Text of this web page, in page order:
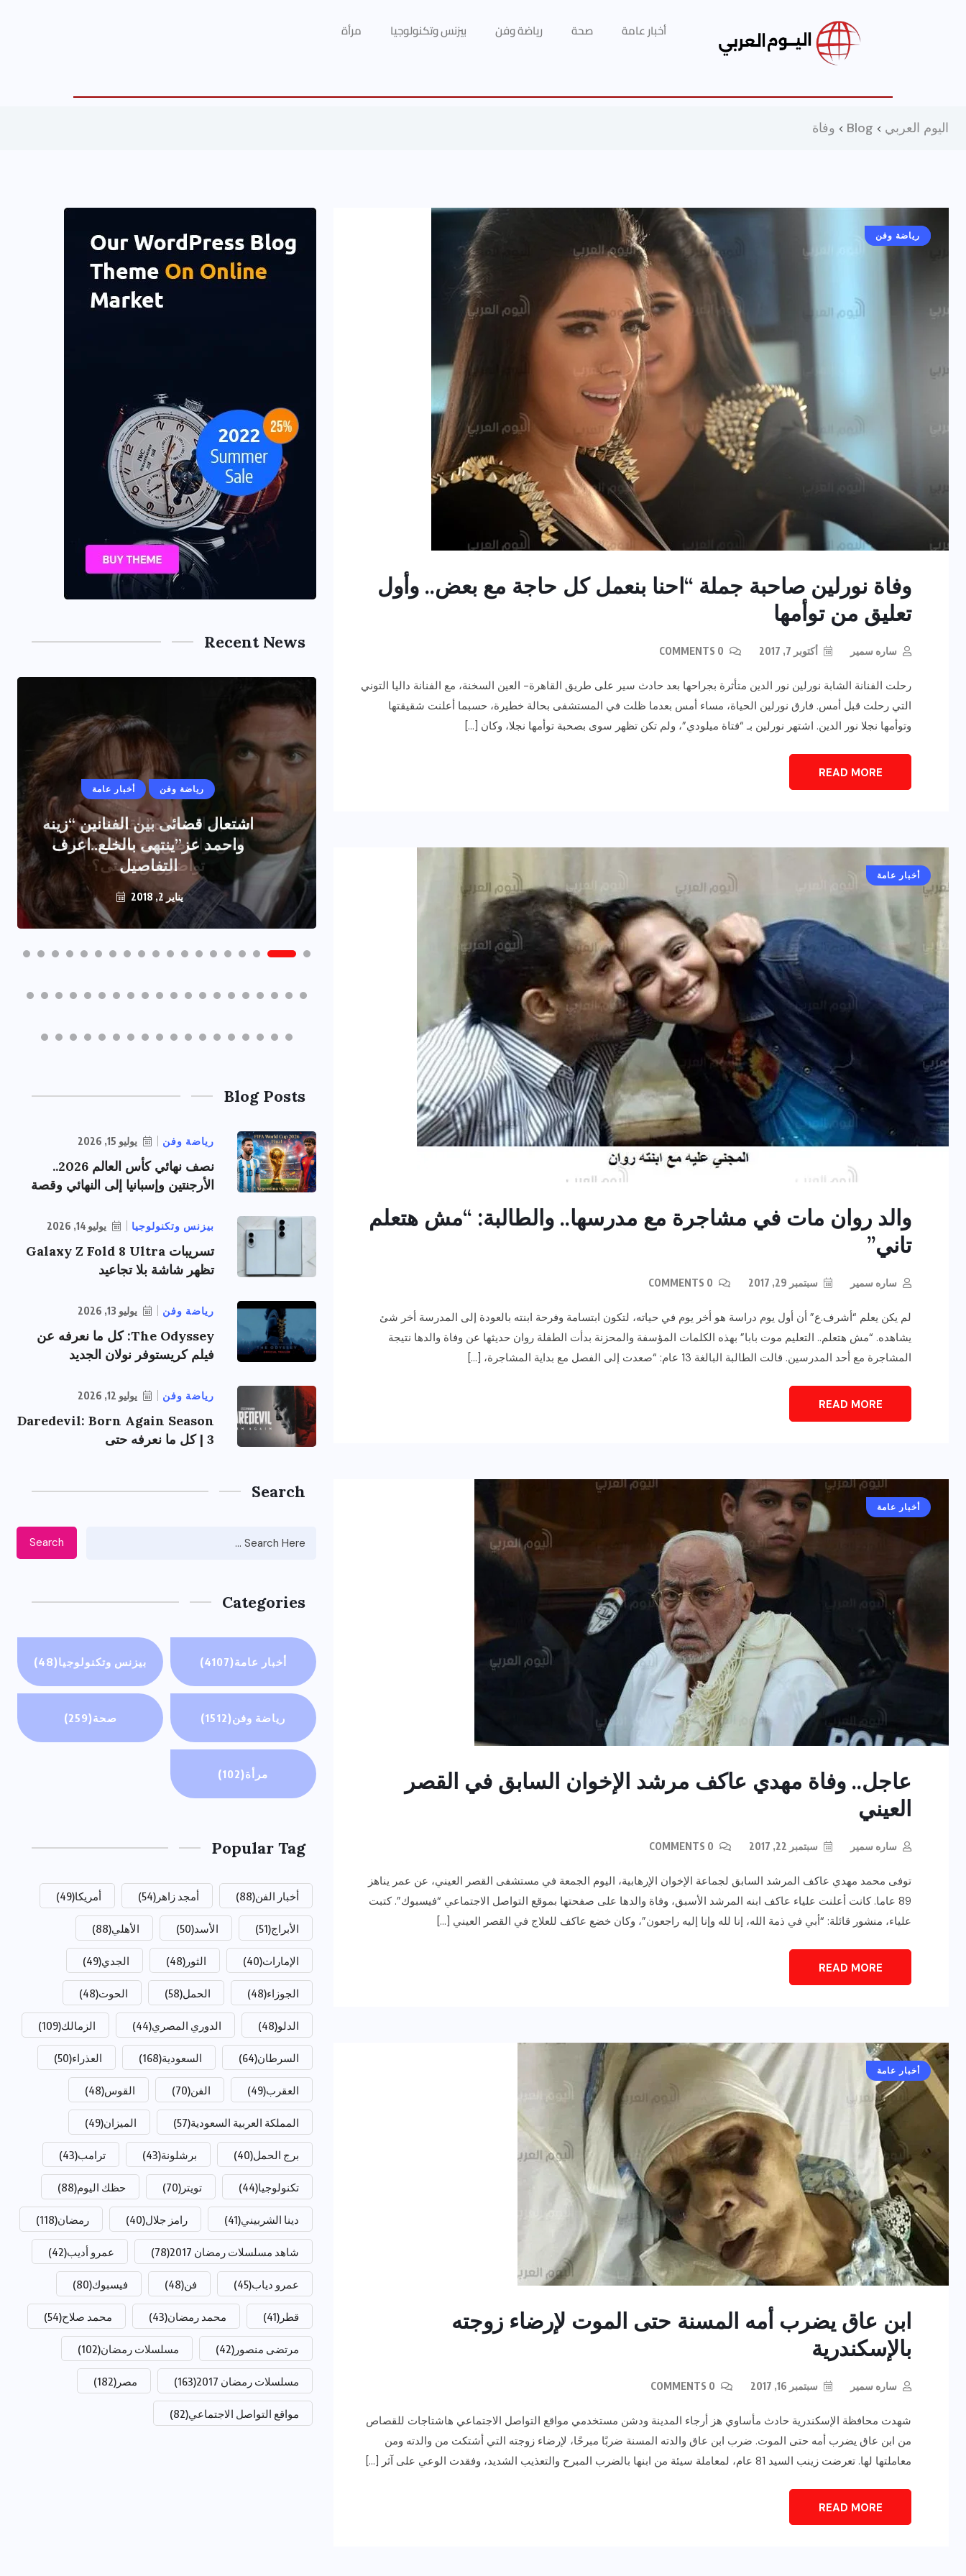
أخبار عامة صحة رياضة وفن بيزنس وتكنولوجيا مرأة
اليوم العربي >
Blog
> وفاة
أخبار عامة
رياضة وفن
وفاة نورلين صاحبة جملة “احنا بنعمل كل حاجة مع بعض.. وأول
تعليق من توأمها
ساره سمير أكتوبر 7, 2017
رحلت الفنانة الشابة نورلين نور الدين متأثرة بجراحها بعد حادث سير على طريق القاهرة- العين السخنة، مع الفنانة داليا التوني
التي رحلت قبل أمس. فارق نورلين الحياة، مساء أمس بعدما ظلت في المستشفى بحالة خطيرة، حسبما أعلنت شقيقتها
وتوأمها نجلا نور الدين. اشتهر نورلين بـ “فتاة ميلودي”، ولم تكن تظهر سوى بصحبة توأمها نجلا، وكان […]
READ MORE
أخبار عامة
والد روان مات في مشاجرة مع مدرسها.. والطالبة: “مش هتعلم
تاني”
ساره سمير سبتمبر 29, 2017
لم يكن يعلم “أشرف.ع” أن أول يوم دراسة هو أخر يوم في حياته، لتكون ابتسامة وفرحة ابنته بالعودة إلى المدرسة أخر شئ
يشاهده. “مش هتعلم.. التعليم موت بابا” بهذه الكلمات المؤسفة والمحزنة بدأت الطفلة روان حديثها عن وفاة والدها نتيجة
المشاجرة مع أحد المدرسين. قالت الطالبة البالغة 13 عام: “صعدت إلى الفصل مع بداية المشاجرة، […]
READ MORE
أخبار عامة
عاجل.. وفاة مهدي عاكف مرشد الإخوان السابق في القصر
العيني
ساره سمير سبتمبر 22, 2017
توفى محمد مهدي عاكف المرشد السابق لجماعة الإخوان الإرهابية، اليوم الجمعة في مستشفى القصر العيني، عن عمر يناهز
89 عاما. كانت أعلنت علياء عاكف ابنه المرشد الأسبق، وفاة والدها على صفحتها بموقع التواصل الاجتماعي “فيسبوك”. كتبت
علياء، منشور قائلة: “أبي في ذمة الله، إنا لله وإنا إليه راجعون”، وكان خضع عاكف للعلاج في القصر العيني […]
READ MORE
أخبار عامة
ابن عاق يضرب أمه المسنة حتى الموت لإرضاء زوجته
بالإسكندرية
ساره سمير سبتمبر 16, 2017
شهدت محافظة الإسكندرية حادث مأساوي هز أرجاء المدينة ودشن مستخدمي مواقع التواصل الاجتماعي هاشتاجات للقصاص
من ابن عاق يضرب أمه حتى الموت. ضرب ابن عاق والدته المسنة ضربًا مبرحًا، لإرضاء زوجته التي أشتكت من والدته ومن
معاملتها لها. تعرضت زينب السيد 81 عام، لمعاملة سيئة من ابنها بالضرب المبرح والتعذيب الشديد، وفقدت الوعي على آثر […]
READ MORE
Recent News
أخبار عامة رياضة وفن
اشتعال قضائى بين الفنانين “زينه
واحمد عز”ينتهى بالخلع..اعرف
التفاصيل
يناير 2, 2018
مع صاحبه السعاده واعلان
ديسمبر 26, 2017
رياضة وفن
الفنانه”شيرين رضا” مع سمر
نجوم
Blog Posts
رياضة وفن يوليو 15, 2026
نصف نهائي كأس العالم 2026..
الأرجنتين وإسبانيا إلى النهائي وقصة
بيزنس وتكنولوجيا يوليو 14, 2026
تسريبات Galaxy Z Fold 8 Ultra
تظهر شاشة بلا تجاعيد
رياضة وفن يوليو 13, 2026
The Odyssey: كل ما نعرفه عن
فيلم كريستوفر نولان الجديد
رياضة وفن يوليو 12, 2026
Daredevil: Born Again Season
3 | كل ما نعرفه حتى
Search
Search
Categories
أخبار عامة(4107) بيزنس وتكنولوجيا(48)
رياضة وفن(1512) صحة(259)
مرأة(102)
Popular Tag
أخبار الفن(88) أمجد زاهر (54) أمريكا(49)
الأبراج(51) الأسد(50) الأهلي(88)
الإمارات(40) الثور (48) الجدي(49)
الجوزاء(48) الحمل(58) الحوت(48)
الدلو(48) الدوري المصري(44) الزمالك(109)
السرطان(64) السعودية(168) العذراء(50)
العقرب(49) الفن(70) القوس(48)
المملكة العربية السعودية(57) الميزان(49)
برج الحمل(40) برشلونة(43) ترامب(43)
تكنولوجيا(44) تويتر (70) حظك اليوم(88)
دينا الشربيني(41) رامز جلال(40) رمضان(118)
شاهد مسلسلات رمضان 2017 (78) عمرو أديب(42)
عمرو دياب(45) فن(48) فيسبوك(80)
قطر (41) محمد رمضان(43) محمد صلاح(54)
مرتضى منصور (42) مسلسلات رمضان(102)
مسلسلات رمضان 2017 (163) مصر (182)
مواقع التواصل الاجتماعي(82)